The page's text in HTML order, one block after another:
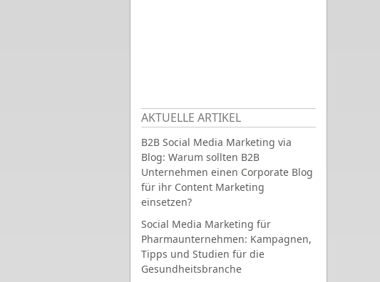
AKTUELLE ARTIKEL
B2B Social Media Marketing via
Blog: Warum sollten B2B
Unternehmen einen Corporate Blog
für ihr Content Marketing
einsetzen?
Social Media Marketing für
Pharmaunternehmen: Kampagnen,
Tipps und Studien für die
Gesundheitsbranche